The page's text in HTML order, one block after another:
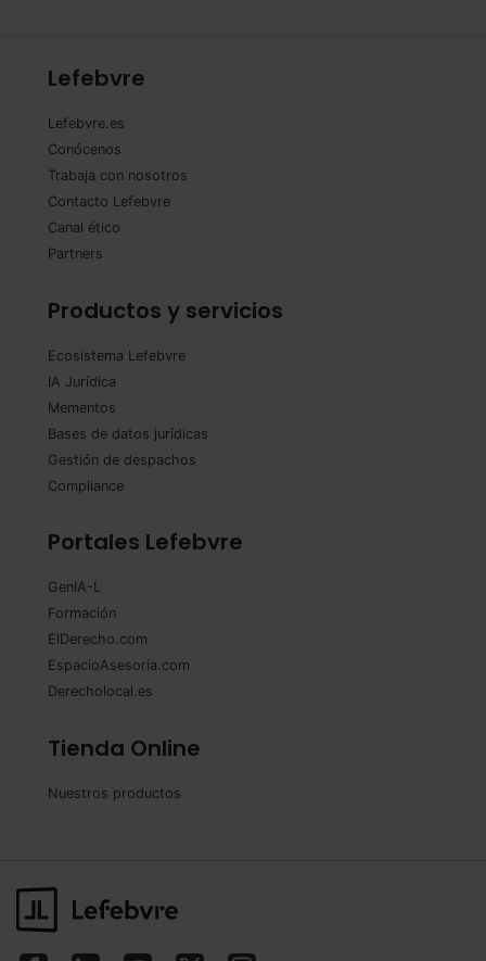
Lefebvre
Lefebvre.es
Conócenos
Trabaja con nosotros
Contacto Lefebvre
Canal ético
Partners
Productos y servicios
Ecosistema Lefebvre
IA Jurídica
Mementos
Bases de datos jurídicas
Gestión de despachos
Compliance
Portales Lefebvre
GenIA-L
Formación
ElDerecho.com
EspacioAsesoria.com
Derecholocal.es
Tienda Online
Nuestros productos